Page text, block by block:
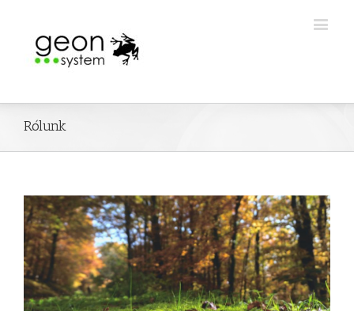
Rólunk